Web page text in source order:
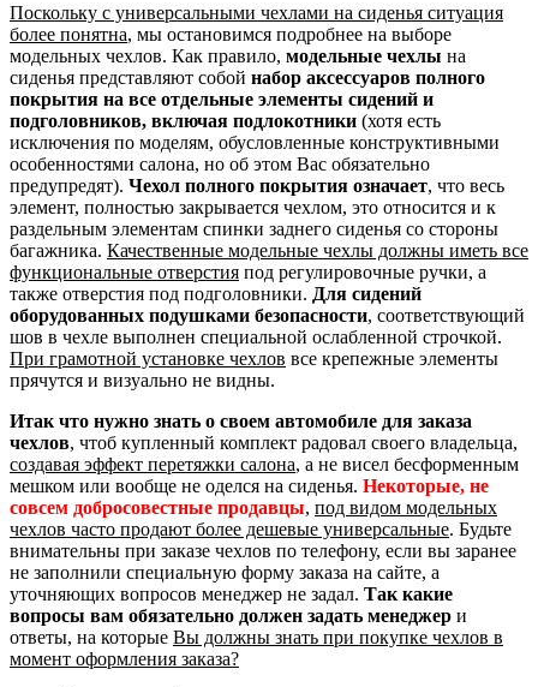
Поскольку с универсальными чехлами на сиденья ситуация
более понятна, мы остановимся подробнее на выборе
модельных чехлов. Как правило, модельные чехлы на
сиденья представляют собой набор аксессуаров полного
покрытия на все отдельные элементы сидений и
подголовников, включая подлокотники (хотя есть
исключения по моделям, обусловленные конструктивными
особенностями салона, но об этом Вас обязательно
предупредят). Чехол полного покрытия означает, что весь
элемент, полностью закрывается чехлом, это относится и к
раздельным элементам спинки заднего сиденья со стороны
багажника. Качественные модельные чехлы должны иметь все
функциональные отверстия под регулировочные ручки, а
также отверстия под подголовники. Для сидений
оборудованных подушками безопасности, соответствующий
шов в чехле выполнен специальной ослабленной строчкой.
При грамотной установке чехлов все крепежные элементы
прячутся и визуально не видны.
Итак что нужно знать о своем автомобиле для заказа
чехлов, чтоб купленный комплект радовал своего владельца,
создавая эффект перетяжки салона, а не висел бесформенным
мешком или вообще не оделся на сиденья. Некоторые, не
совсем добросовестные продавцы, под видом модельных
чехлов часто продают более дешевые универсальные. Будьте
внимательны при заказе чехлов по телефону, если вы заранее
не заполнили специальную форму заказа на сайте, а
уточняющих вопросов менеджер не задал. Так какие
вопросы вам обязательно должен задать менеджер и
ответы, на которые Вы должны знать при покупке чехлов в
момент оформления заказа?